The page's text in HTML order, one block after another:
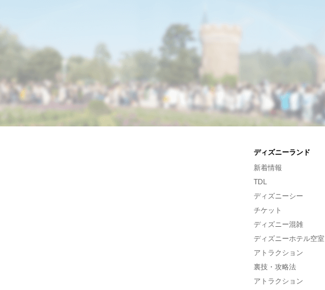
ディズニーランド
新着情報
TDL
ディズニーシー
チケット
ディズニー混雑
ディズニーホテル空室
アトラクション
裏技・攻略法
アトラクション